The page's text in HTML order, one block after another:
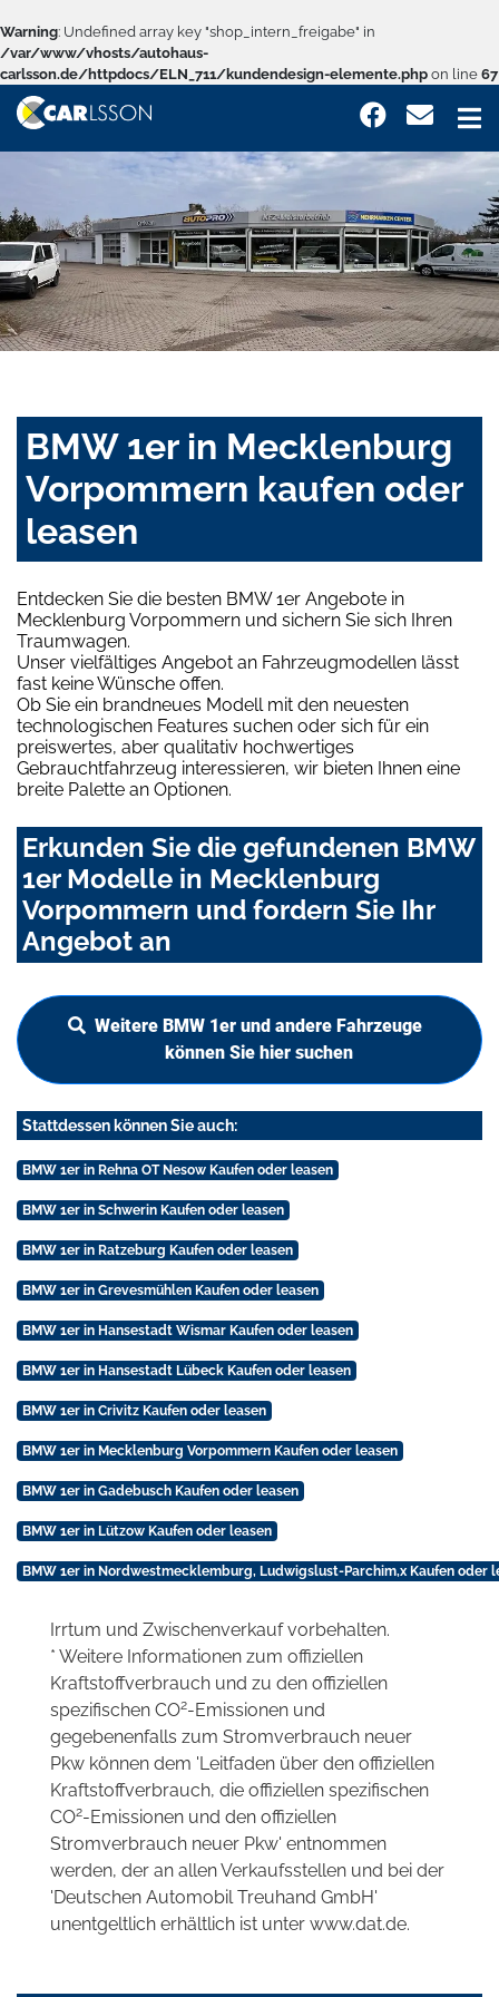
Warning: Undefined array key "shop_intern_freigabe" in
/var/www/vhosts/autohaus-
carlsson.de/httpdocs/ELN_711/kundendesign-elemente.php on line 67
BMW 1er in Mecklenburg
Vorpommern kaufen oder
leasen
Entdecken Sie die besten BMW 1er Angebote in
Mecklenburg Vorpommern und sichern Sie sich Ihren
Traumwagen.
Unser vielfältiges Angebot an Fahrzeugmodellen lässt
fast keine Wünsche offen.
Ob Sie ein brandneues Modell mit den neuesten
technologischen Features suchen oder sich für ein
preiswertes, aber qualitativ hochwertiges
Gebrauchtfahrzeug interessieren, wir bieten Ihnen eine
breite Palette an Optionen.
Erkunden Sie die gefundenen BMW
1er Modelle in Mecklenburg
Vorpommern und fordern Sie Ihr
Angebot an
Weitere BMW 1er und andere Fahrzeuge
können Sie hier suchen
Stattdessen können Sie auch:
BMW 1er in Rehna OT Nesow Kaufen oder leasen
BMW 1er in Schwerin Kaufen oder leasen
BMW 1er in Ratzeburg Kaufen oder leasen
BMW 1er in Grevesmühlen Kaufen oder leasen
BMW 1er in Hansestadt Wismar Kaufen oder leasen
BMW 1er in Hansestadt Lübeck Kaufen oder leasen
BMW 1er in Crivitz Kaufen oder leasen
BMW 1er in Mecklenburg Vorpommern Kaufen oder leasen
BMW 1er in Gadebusch Kaufen oder leasen
BMW 1er in Lützow Kaufen oder leasen
BMW 1er in Nordwestmecklemburg, Ludwigslust-Parchim,x Kaufen oder
Irrtum und Zwischenverkauf vorbehalten.
* Weitere Informationen zum offiziellen
Kraftstoffverbrauch und zu den offiziellen
spezifischen CO2-Emissionen und
gegebenenfalls zum Stromverbrauch neuer
Pkw können dem 'Leitfaden über den offiziellen
Kraftstoffverbrauch, die offiziellen spezifischen
CO2-Emissionen und den offiziellen
Stromverbrauch neuer Pkw' entnommen
werden, der an allen Verkaufsstellen und bei der
'Deutschen Automobil Treuhand GmbH'
unentgeltlich erhältlich ist unter www.dat.de.